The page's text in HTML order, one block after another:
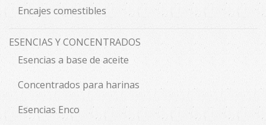
Encajes comestibles
ESENCIAS Y CONCENTRADOS
Esencias a base de aceite
Concentrados para harinas
Esencias Enco